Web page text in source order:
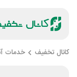
کانال تخفیف خدمات